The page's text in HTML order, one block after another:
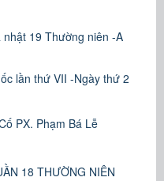
19 Thường niên -A
lần thứ VII -Ngày thứ 2
PX. Phạm Bá Lễ
18 THƯỜNG NIÊN